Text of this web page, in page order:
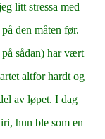
litt stressa med
den måten før.
sådan) har vært
altfor hardt og
av løpet. I dag
hun ble som en